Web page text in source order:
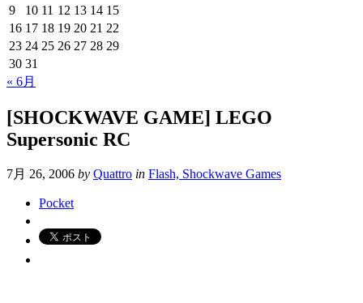
9
10 11 12 13 14 15
16 17 18 19 20 21 22
23 24 25 26 27 28 29
30 31
« 6月
[SHOCKWAVE GAME] LEGO
Supersonic RC
7月 26, 2006 by Quattro in Flash, Shockwave Games
Pocket